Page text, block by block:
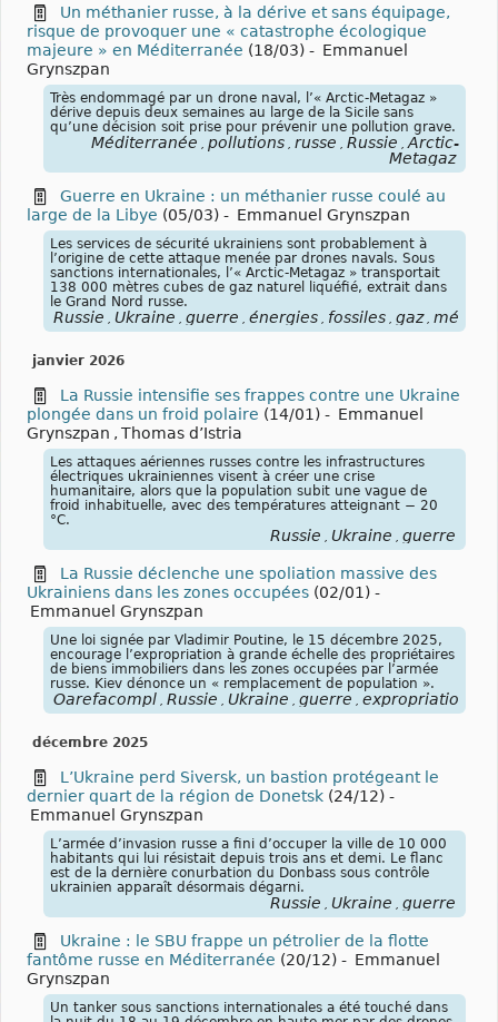
Un méthanier russe, à la dérive et sans équipage,
risque de provoquer une « catastrophe écologique
majeure » en Méditerranée (18/03) - Emmanuel
Grynszpan
Très endommagé par un drone naval, l’« Arctic-Metagaz »
dérive depuis deux semaines au large de la Sicile sans
qu’une décision soit prise pour prévenir une pollution grave.
Méditerranée , pollutions , russe , Russie , Arctic-
Metagaz
Guerre en Ukraine : un méthanier russe coulé au
large de la Libye (05/03) - Emmanuel Grynszpan
Les services de sécurité ukrainiens sont probablement à
l’origine de cette attaque menée par drones navals. Sous
sanctions internationales, l’« Arctic-Metagaz » transportait
138 000 mètres cubes de gaz naturel liquéfié, extrait dans
le Grand Nord russe.
Russie , Ukraine , guerre , énergies , fossiles , gaz ,
janvier 2026
La Russie intensifie ses frappes contre une Ukraine
plongée dans un froid polaire (14/01) - Emmanuel
Grynszpan , Thomas d’Istria
Les attaques aériennes russes contre les infrastructures
électriques ukrainiennes visent à créer une crise
humanitaire, alors que la population subit une vague de
froid inhabituelle, avec des températures atteignant − 20
°C.
Russie , Ukraine , guerre
La Russie déclenche une spoliation massive des
Ukrainiens dans les zones occupées (02/01) -
Emmanuel Grynszpan
Une loi signée par Vladimir Poutine, le 15 décembre 2025,
encourage l’expropriation à grande échelle des propriétaires
de biens immobiliers dans les zones occupées par l’armée
russe. Kiev dénonce un « remplacement de population ».
Oarefacompl , Russie , Ukraine , guerre , expropriations
décembre 2025
L’Ukraine perd Siversk, un bastion protégeant le
dernier quart de la région de Donetsk (24/12) -
Emmanuel Grynszpan
L’armée d’invasion russe a fini d’occuper la ville de 10 000
habitants qui lui résistait depuis trois ans et demi. Le flanc
est de la dernière conurbation du Donbass sous contrôle
ukrainien apparaît désormais dégarni.
Russie , Ukraine , guerre
Ukraine : le SBU frappe un pétrolier de la flotte
fantôme russe en Méditerranée (20/12) - Emmanuel
Grynszpan
Un tanker sous sanctions internationales a été touché dans